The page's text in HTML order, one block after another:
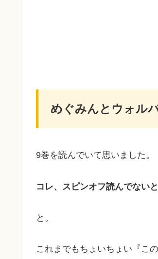
めぐみんとウォル
9巻を読んでいて思いました。
コレ、スピンオフ読んでない
と。
これまでもちょいちょい『こ